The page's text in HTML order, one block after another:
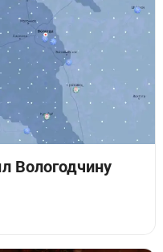
Вологодчину